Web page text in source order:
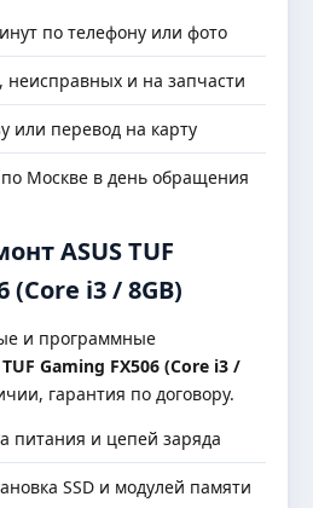
по телефону или фото
неисправных и на запчасти
или перевод на карту
Москве в день обращения
ASUS TUF
(Core i3 / 8GB)
и программные
TUF Gaming FX506 (Core i3 /
гарантия по договору.
питания и цепей заряда
SSD и модулей памяти